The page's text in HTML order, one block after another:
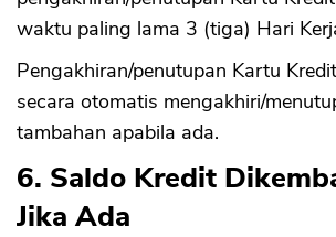
waktu paling lama 3 (tiga) Hari
Pengakhiran/penutupan Kartu
secara otomatis mengakhiri/
tambahan apabila ada.
6. Saldo Kredit
Jika Ada